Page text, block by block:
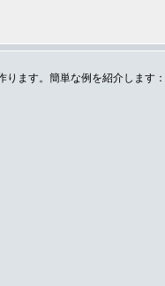
ります。簡単な例を紹介します：